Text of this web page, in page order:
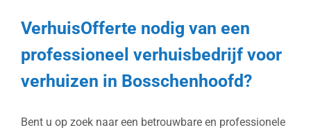
VerhuisOfferte nodig van een
professioneel verhuisbedrijf voor
verhuizen in Bosschenhoofd?
Bent u op zoek naar een betrouwbare en professionele